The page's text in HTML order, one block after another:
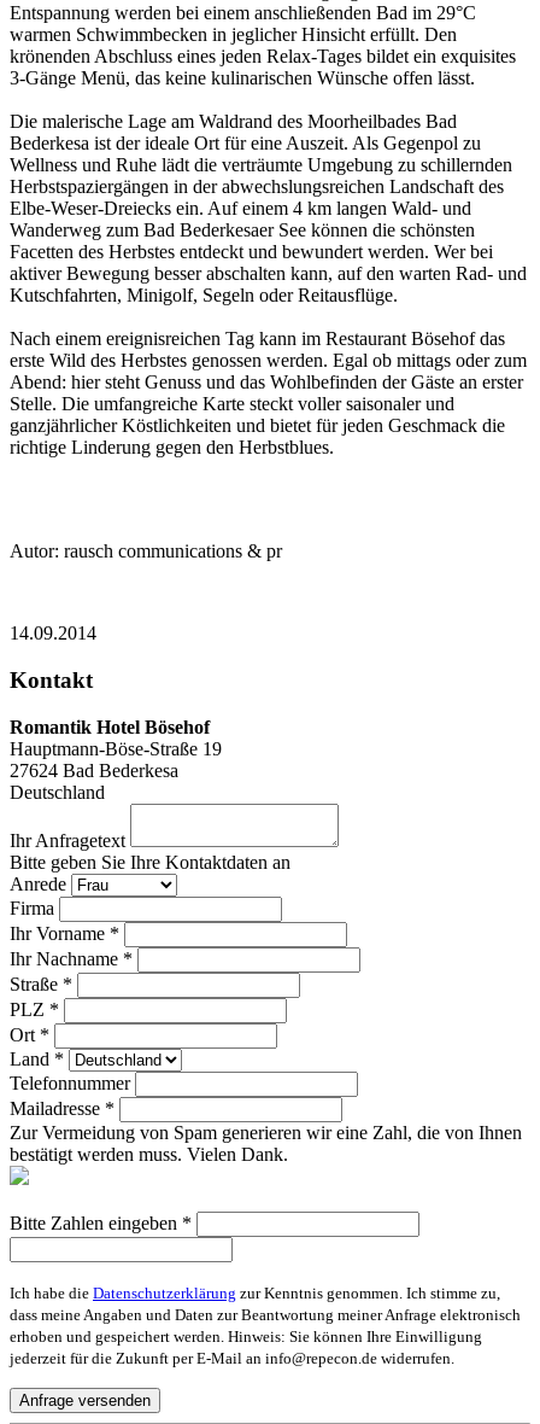
Entspannung werden bei einem anschließenden Bad im 29°C
warmen Schwimmbecken in jeglicher Hinsicht erfüllt. Den
krönenden Abschluss eines jeden Relax-Tages bildet ein exquisites
3-Gänge Menü, das keine kulinarischen Wünsche offen lässt.
Die malerische Lage am Waldrand des Moorheilbades Bad
Bederkesa ist der ideale Ort für eine Auszeit. Als Gegenpol zu
Wellness und Ruhe lädt die verträumte Umgebung zu schillernden
Herbstspaziergängen in der abwechslungsreichen Landschaft des
Elbe-Weser-Dreiecks ein. Auf einem 4 km langen Wald- und
Wanderweg zum Bad Bederkesaer See können die schönsten
Facetten des Herbstes entdeckt und bewundert werden. Wer bei
aktiver Bewegung besser abschalten kann, auf den warten Rad- und
Kutschfahrten, Minigolf, Segeln oder Reitausflüge.
Nach einem ereignisreichen Tag kann im Restaurant Bösehof das
erste Wild des Herbstes genossen werden. Egal ob mittags oder zum
Abend: hier steht Genuss und das Wohlbefinden der Gäste an erster
Stelle. Die umfangreiche Karte steckt voller saisonaler und
ganzjährlicher Köstlichkeiten und bietet für jeden Geschmack die
richtige Linderung gegen den Herbstblues.
Autor: rausch communications & pr
14.09.2014
Kontakt
Romantik Hotel Bösehof
Hauptmann-Böse-Straße 19
27624 Bad Bederkesa
Deutschland
Ihr Anfragetext
Bitte geben Sie Ihre Kontaktdaten an
Anrede
Firma
Ihr Vorname *
Ihr Nachname *
Straße *
PLZ *
Ort *
Land *
Telefonnummer
Mailadresse *
Zur Vermeidung von Spam generieren wir eine Zahl, die von Ihnen
bestätigt werden muss. Vielen Dank.
Bitte Zahlen eingeben *
Ich habe die Datenschutzerklärung zur Kenntnis genommen. Ich stimme zu,
dass meine Angaben und Daten zur Beantwortung meiner Anfrage elektronisch
erhoben und gespeichert werden. Hinweis: Sie können Ihre Einwilligung
jederzeit für die Zukunft per E-Mail an info@repecon.de widerrufen.